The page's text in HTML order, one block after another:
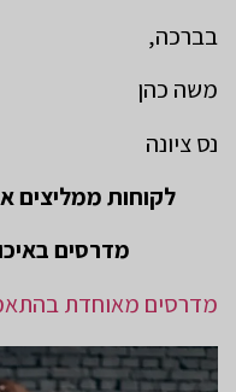
בברכה,
משה כהן
נס ציונה
לקוחות ממליצים
מדרסים
מדרסים מאוחדת